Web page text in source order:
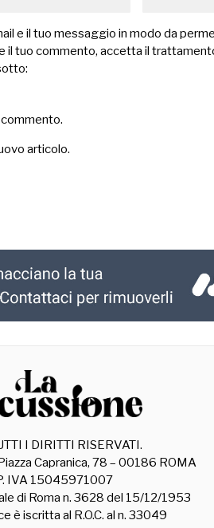
e il tuo messaggio in modo da
il tuo commento, accetta il
articolo.
I DIRITTI RISERVATI.
Capranica, 78 – 00186 ROMA
IVA 15045971007
di Roma n. 3628 del 15/12/1953
è iscritta al R.O.C. al n. 33049